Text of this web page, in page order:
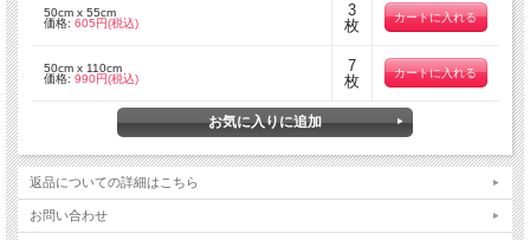
50cm x 55cm
価格: 605円(税込)
3
枚
50cm x 110cm
価格: 990円(税込)
7
枚
返品についての詳細はこちら
お問い合わせ